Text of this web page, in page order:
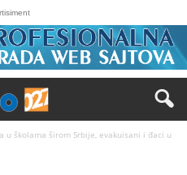
u školama širom Srbije, evakuisani i đaci u